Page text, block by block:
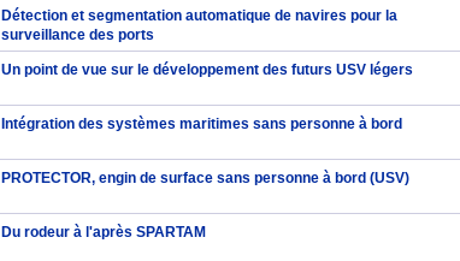
Détection et segmentation automatique de navires pour la
surveillance des ports
Un point de vue sur le développement des futurs USV légers
Intégration des systèmes maritimes sans personne à bord
PROTECTOR, engin de surface sans personne à bord (USV)
Du rodeur à l'après SPARTAM